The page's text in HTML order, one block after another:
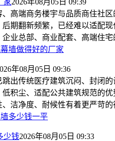
高端商务楼宇与品质商住社
期翻新频繁，已经难以适配
业总部、商业配套、高端住
墙做得好的厂家
年08月05日 09:36
出传统医疗建筑沉闷、封闭
积尘、适配公共建筑规范的
、洁净度、耐候性有着更严苛
多少钱一平
少钱2026年08月05日 09:33